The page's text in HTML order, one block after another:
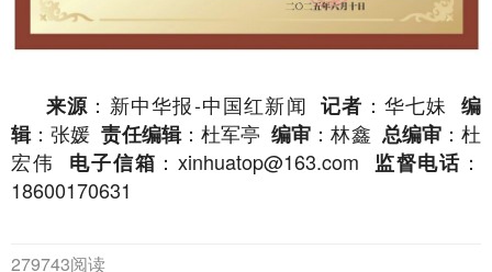
来源 ：新中华报-中国红新闻记者 ：华七妹编
辑：张媛责任编辑：杜军亭编审 ：林鑫 总编审：杜
宏伟 电子信箱 ：xinhuatop@163.com 监督电话 ：
18600170631
279743阅读